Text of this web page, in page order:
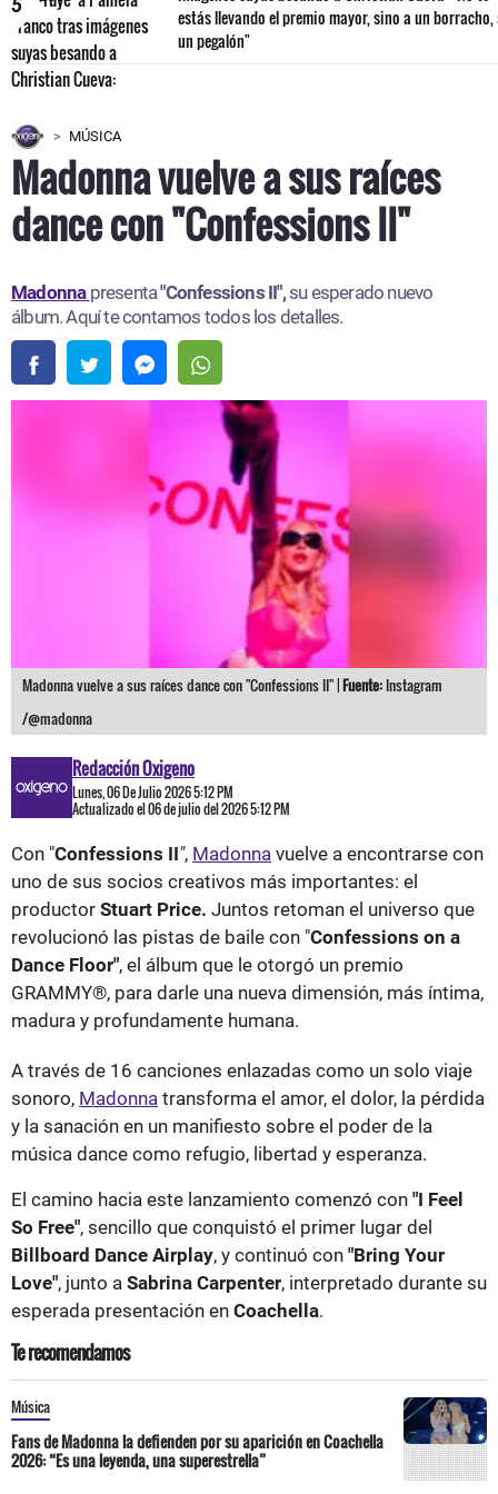
5
estás llevando el premio mayor, sino a un borracho,
un pegalón"
MÚSICA
Madonna vuelve a sus raíces
dance con "Confessions II"
Madonna presenta"Confessions II",su esperado nuevo
álbum. Aquí te contamos todos los detalles.
Madonna vuelve a sus raíces dance con "Confessions II" |Fuente: Instagram
/@madonna
Redacción Oxigeno
Lunes, 06 De Julio 2026 5:12 PM
Actualizado el 06 de julio del 2026 5:12 PM
Con "Confessions II", Madonna vuelve a encontrarse con
uno de sus socios creativos más importantes: el
productor Stuart Price. Juntos retoman el universo que
revolucionó las pistas de baile con "Confessions on a
Dance Floor", el álbum que le otorgó un premio
GRAMMY®, para darle una nueva dimensión, más íntima,
madura y profundamente humana.
A través de 16 canciones enlazadas como un solo viaje
sonoro, Madonna transforma el amor, el dolor, la pérdida
y la sanación en un manifiesto sobre el poder de la
música dance como refugio, libertad y esperanza.
El camino hacia este lanzamiento comenzó con "I Feel
So Free", sencillo que conquistó el primer lugar del
Billboard Dance Airplay, y continuó con "Bring Your
Love", junto a Sabrina Carpenter, interpretado durante su
esperada presentación en Coachella.
Te recomendamos
Música
Fans de Madonna la defienden por su aparición en Coachella
2026: “Es una leyenda, una superestrella”